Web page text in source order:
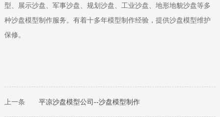
型、展示沙盘、军事沙盘、规划沙盘、工业沙盘、地形地貌沙盘等多
种沙盘模型制作服务。有着十多年模型制作经验，提供沙盘模型维护
保修。
上一条 平凉沙盘模型公司‌--沙盘模型制作